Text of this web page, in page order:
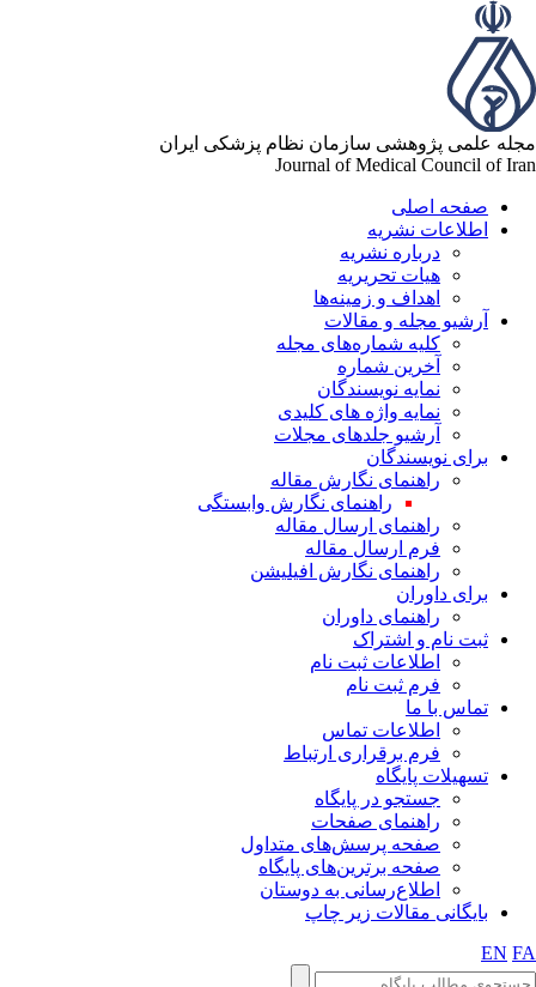
علمی پژوهشی سازمان نظام پزشکی ایران
Journal of Medical Council of
صفحه اصلی
اطلاعات نشریه
درباره نشریه
هیات تحریریه
اهداف و زمینه‌ها
آرشیو مجله و مقالات
کلیه شماره‌های مجله
آخرین شماره
نمایه نویسندگان
نمایه واژه های کلیدی
آرشیو جلدهای مجلات
برای نویسندگان
راهنمای نگارش مقاله
راهنمای نگارش وابستگی
راهنمای ارسال مقاله
فرم ارسال مقاله
راهنمای نگارش افیلیشن
برای داوران
راهنمای داوران
ثبت نام و اشتراک
اطلاعات ثبت نام
فرم ثبت نام
تماس با ما
اطلاعات تماس
فرم برقراری ارتباط
تسهیلات پایگاه
جستجو در پایگاه
راهنمای صفحات
صفحه پرسش‌های متداول
صفحه برترین‌های پایگاه
اطلاع‌رسانی به دوستان
بایگانی مقالات زیر چاپ
EN